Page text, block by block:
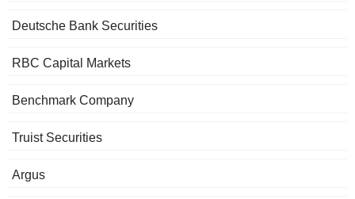
Deutsche Bank Securities
RBC Capital Markets
Benchmark Company
Truist Securities
Argus